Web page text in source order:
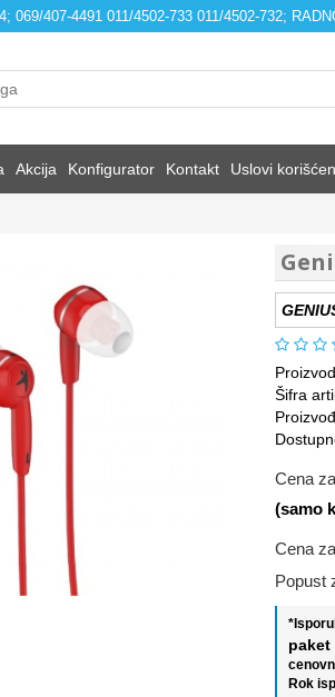
069/407-4491 011/4502-733 011/4502-732;
Akcija Konfigurator Kontakt Uslovi
Šifra
Cena
(samo
Cena
Popust
paket
Rok